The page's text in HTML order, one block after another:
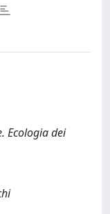
Ecologia dei